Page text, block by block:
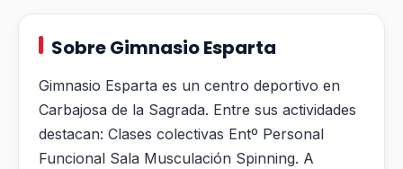
Sobre Gimnasio Esparta
Gimnasio Esparta es un centro deportivo en
Carbajosa de la Sagrada. Entre sus actividades
destacan: Clases colectivas Entº Personal
Funcional Sala Musculación Spinning. A